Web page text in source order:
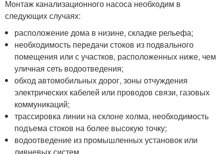
Монтаж канализационного насоса необходим в
следующих случаях:
расположение дома в низине, складке рельефа;
необходимость передачи стоков из подвального
помещения или с участков, расположенных ниже, чем
уличная сеть водоотведения;
обход автомобильных дорог, зоны отчуждения
электрических кабелей или проводов связи, газовых
коммуникаций;
трассировка линии на склоне холма, необходимость
подъема стоков на более высокую точку;
водоотведение из промышленных установок или
ливневых систем.